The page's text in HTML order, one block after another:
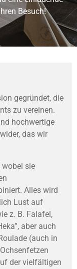
Besuch!
gegründet, die
zu vereinen.
hochwertige
das wir
sie
Alles wird
Lust auf
z. B. Falafel,
aber auch
(auch in
der vielfältigen